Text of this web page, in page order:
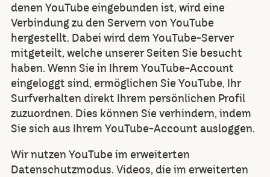
denen YouTube eingebunden ist, wird eine
Verbindung zu den Servern von YouTube
hergestellt. Dabei wird dem YouTube-Server
mitgeteilt, welche unserer Seiten Sie besucht
haben. Wenn Sie in Ihrem YouTube-Account
eingeloggt sind, ermöglichen Sie YouTube, Ihr
Surfverhalten direkt Ihrem persönlichen Profil
zuzuordnen. Dies können Sie verhindern, indem
Sie sich aus Ihrem YouTube-Account ausloggen.
Wir nutzen YouTube im erweiterten
Datenschutzmodus. Videos, die im erweiterten